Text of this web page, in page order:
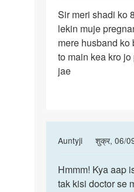
Sir
meri
shadi
ko
8
Sir meri shadi ko
lekin muje
mere husband
to main kea kro
jae
Auntyji
शुक्र, 06/
In
to
Sir
Hmmm!
Kya
Hmmm! Kya aap
tak kisi doctor se